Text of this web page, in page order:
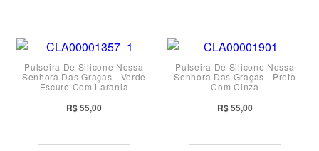
Pulseira De Silicone Nossa
Senhora Das Graças - Verde
Escuro Com Laranja
R$ 55,00
PP
P
Pulseira De Silicone Nossa
Senhora Das Graças - Preto
Com Cinza
R$ 55,00
PP
P